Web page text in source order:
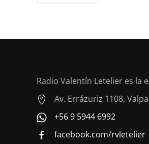
Radio Valentín Letelier es la
Av. Errázuriz 1108,
+56 9 5944 6992
facebook.com/rvletelier